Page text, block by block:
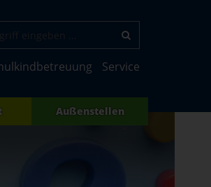
Service
Außenstellen